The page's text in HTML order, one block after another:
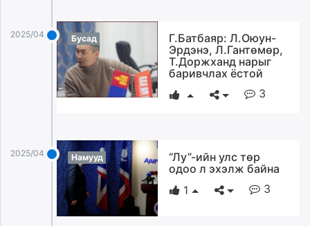
2025/04/10 Бусад
Г.Батбаяр: Л.Оюун-
Эрдэнэ, Л.Гантөмөр,
Т.Доржханд нарыг
баривчлах ёстой
3
2025/04/10 Намууд
“Лу”-ийн улс төр
одоо л эхэлж байна
1
3